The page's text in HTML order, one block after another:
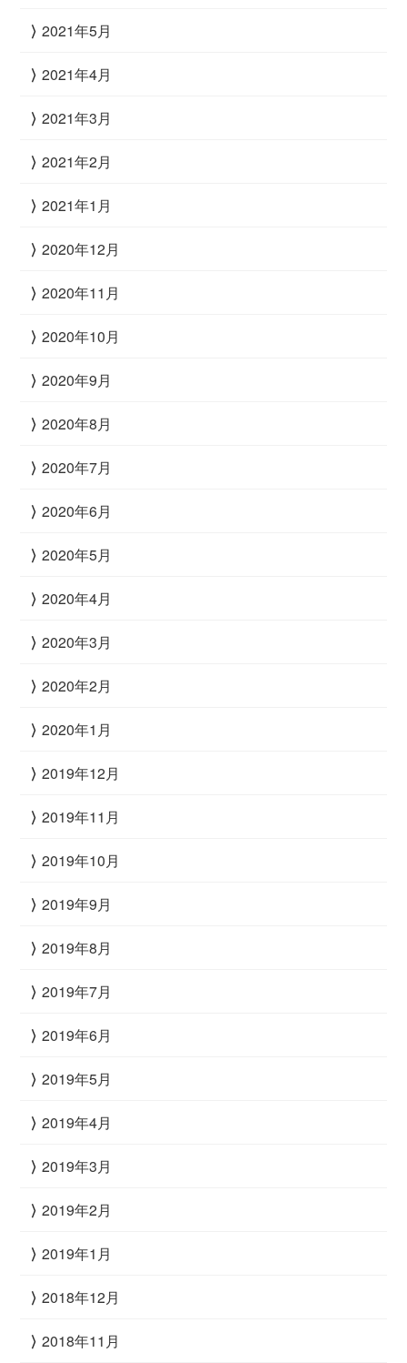
2021年5月
2021年4月
2021年3月
2021年2月
2021年1月
2020年12月
2020年11月
2020年10月
2020年9月
2020年8月
2020年7月
2020年6月
2020年5月
2020年4月
2020年3月
2020年2月
2020年1月
2019年12月
2019年11月
2019年10月
2019年9月
2019年8月
2019年7月
2019年6月
2019年5月
2019年4月
2019年3月
2019年2月
2019年1月
2018年12月
2018年11月